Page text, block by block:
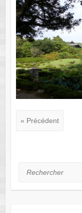
« Précédent
Rechercher